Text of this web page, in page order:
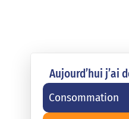
Aujourd’hui j’ai
Consommation